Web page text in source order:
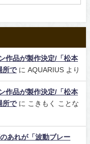
作品が製作決定/「松本
所でに AQUARIUS より
作品が製作決定/「松本
所でに
こきもく ことな
あれが「波動ブレー